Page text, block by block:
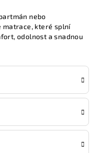
nebo
matrace, které splní
odolnost a snadnou